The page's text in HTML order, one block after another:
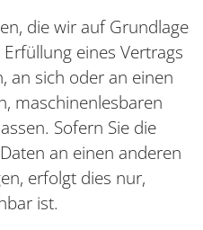
die wir auf Grundlage
eines Vertrags
an sich oder an einen
maschinenlesbaren
Sofern Sie die
an einen anderen
erfolgt dies nur,
ist.